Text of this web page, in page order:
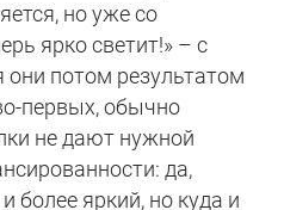
но уже со
ярко светит!» – с
они потом результатом
первых, обычно
не дают нужной
да,
более яркий, но куда и